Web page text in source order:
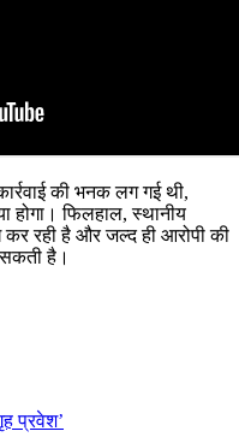
की भनक लग गई थी,
फिलहाल, स्थानीय
रही है और जल्द ही आरोपी की
सकती है।
प्रवेश’